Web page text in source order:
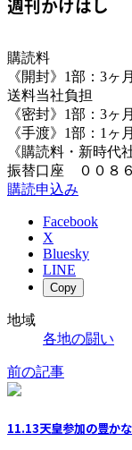
購読料
《開封》1部：3
送料当社負担
《密封》1部：3ヶ
《手渡》1部：1ヶ
《購読料・新時代
振替口座 ００８
購読申込み
Facebook
X
Bluesky
LINE
Copy
地域
各地の闘い
前の記事
11.13天皇参加の豊か